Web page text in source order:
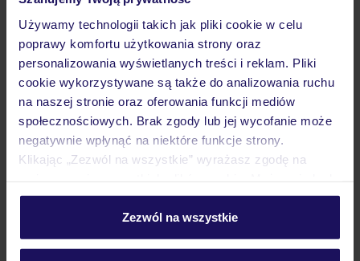
Używamy technologii takich jak pliki cookie w celu
poprawy komfortu użytkowania strony oraz
personalizowania wyświetlanych treści i reklam. Pliki
cookie wykorzystywane są także do analizowania ruchu
na naszej stronie oraz oferowania funkcji mediów
społecznościowych. Brak zgody lub jej wycofanie może
negatywnie wpłynąć na niektóre funkcje strony.
Klikając „Zezwól na wszystkie” wyrażasz zgodę na
personalizować swój wybór wchodząc w zakładkę
Szczegółowe informacje o plikach cookie znajdziesz
Zezwól na wszystkie
Wyżywienie
Atrakcje
Często zadawane pytania